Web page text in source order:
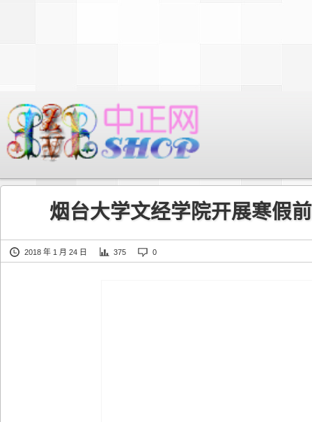
烟台大学文经学院开展寒假
2018 年 1 月 24 日 375 0